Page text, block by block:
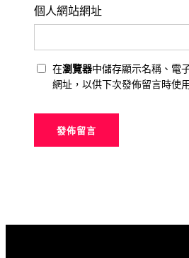
個人網站網址
在瀏覽器中儲存顯示名稱、電
網址，以供下次發佈留言時使